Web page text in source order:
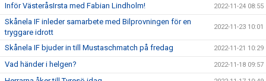
Inför VästeråsIrsta med Fabian Lindholm! 2022-11-24 08:55
Skånela IF inleder samarbete med Bilprovningen för en
tryggare idrott
2022-11-23 10:01
Skånela IF bjuder in till Mustaschmatch på fredag 2022-11-21 10:29
Vad händer i helgen? 2022-11-18 09:57